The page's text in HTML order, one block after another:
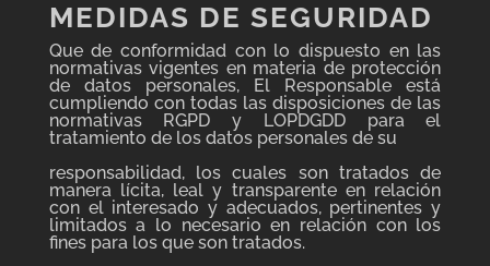
MEDIDAS DE SEGURIDAD
Que de conformidad con lo dispuesto en las
normativas vigentes en materia de protección
de datos personales, El Responsable está
cumpliendo con todas las disposiciones de las
normativas RGPD y LOPDGDD para el
tratamiento de los datos personales de su
responsabilidad, los cuales son tratados de
manera lícita, leal y transparente en relación
con el interesado y adecuados, pertinentes y
limitados a lo necesario en relación con los
fines para los que son tratados.